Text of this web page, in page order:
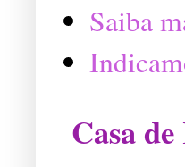
Saiba
Casa